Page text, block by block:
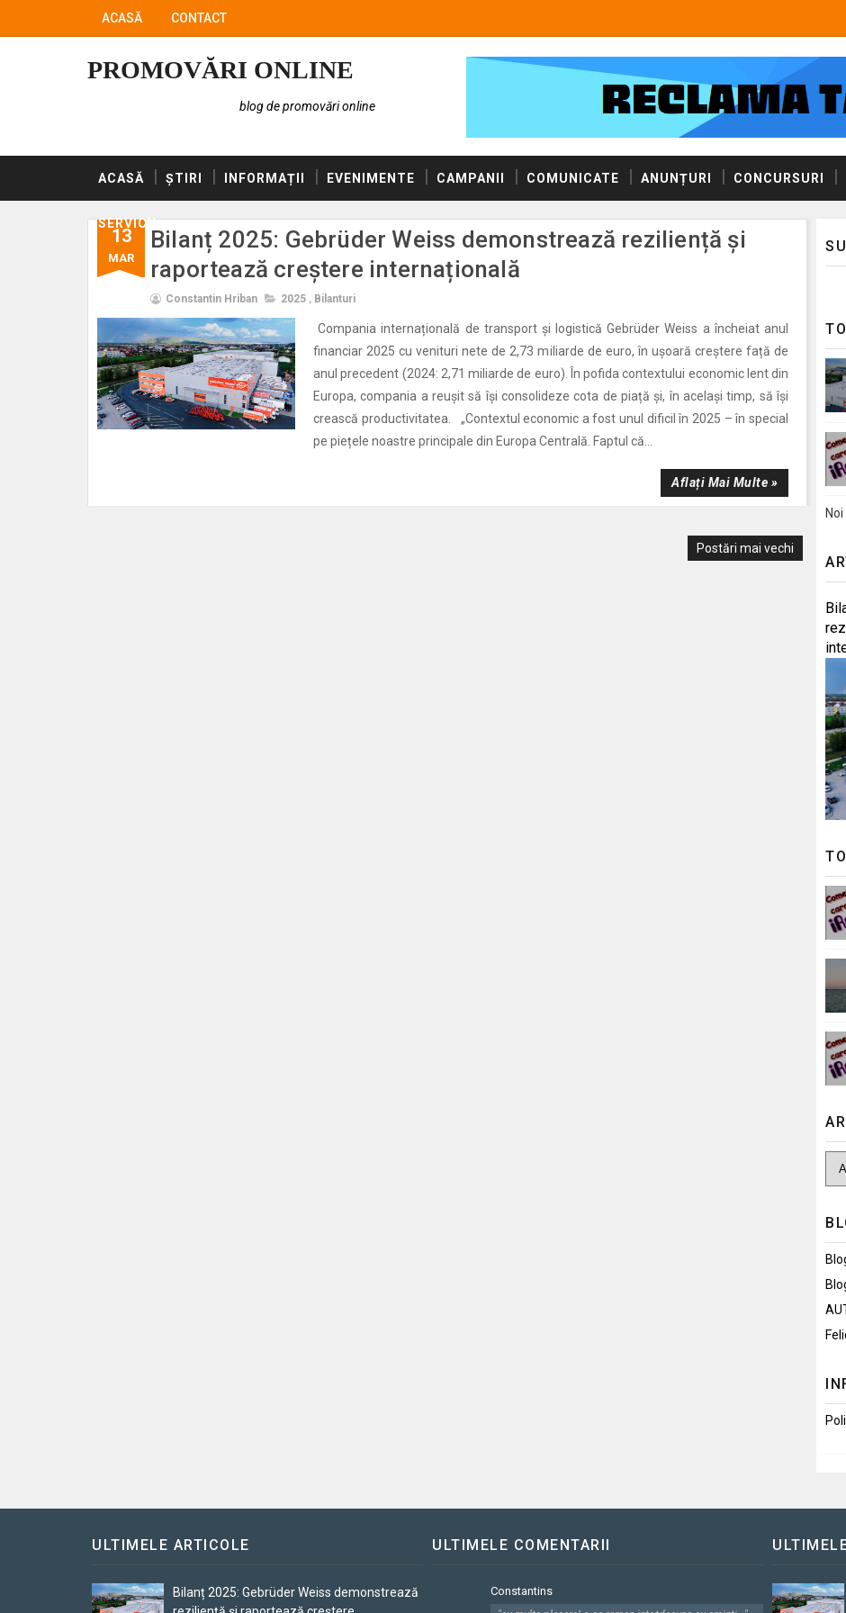
ACASĂ CONTACT
PROMOVĂRI ONLINE
blog de promovări online
ACASĂ ȘTIRI INFORMAȚII EVENIMENTE CAMPANII COMUNICATE ANUNȚURI CONCURSURI
SERVICII
13
MAR
Bilanț 2025: Gebrüder Weiss demonstrează reziliență și
raportează creștere internațională
Constantin Hriban 2025 , Bilanturi
Compania internațională de transport și logistică Gebrüder Weiss a încheiat anul
financiar 2025 cu venituri nete de 2,73 miliarde de euro, în ușoară creștere față de
anul precedent (2024: 2,71 miliarde de euro). În pofida contextului economic lent din
Europa, compania a reușit să își consolideze cota de piață și, în același timp, să își
crească productivitatea. „Contextul economic a fost unul dificil în 2025 – în special
pe piețele noastre principale din Europa Centrală. Faptul că...
Aflați Mai Multe »
Postări mai vechi
ULTIMELE ARTICOLE
Bilanț 2025: Gebrüder Weiss demonstrează
ULTIMELE COMENTARII
Constantins